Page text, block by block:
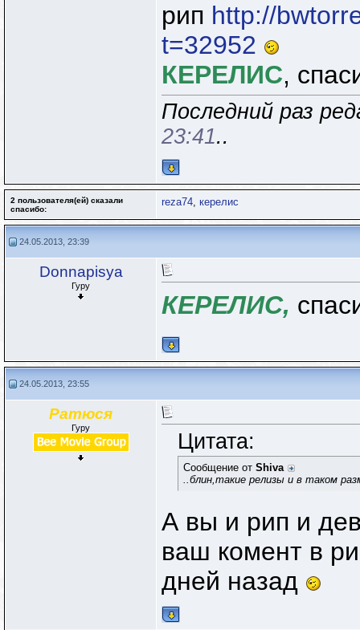
рип http://
t=32952
КЕРЕЛИС,
Последний раз
23:41..
2 пользователя(ей) сказали
cпасибо:
reza74, керелис
24.05.2013, 23:39
Donnapisya
Гуру
КЕРЕЛИС,
24.05.2013, 23:55
Ратюся
Гуру
Цитата:
Сообщение от Shiva
..блин,такие релизы и в таком
А вы и рип и
ваш комент в
дней назад